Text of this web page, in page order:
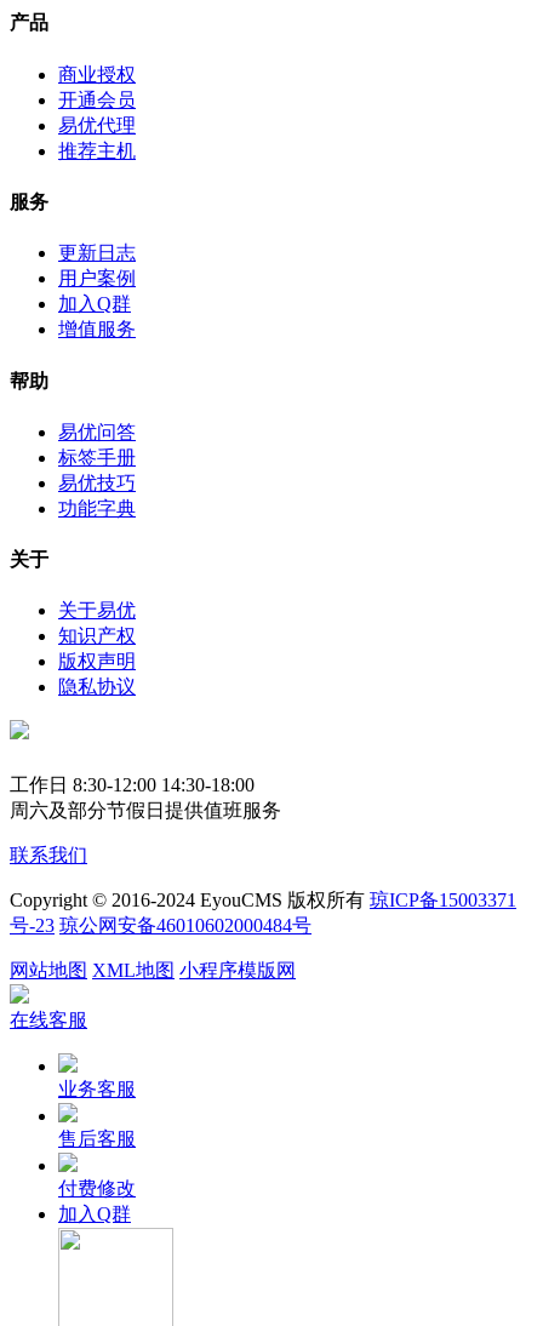
产品
商业授权
开通会员
易优代理
推荐主机
服务
更新日志
用户案例
加入Q群
增值服务
帮助
易优问答
标签手册
易优技巧
功能字典
关于
关于易优
知识产权
版权声明
隐私协议
工作日 8:30-12:00 14:30-18:00
周六及部分节假日提供值班服务
联系我们
Copyright © 2016-2024 EyouCMS 版权所有 琼ICP备15003371
号-23 琼公网安备46010602000484号
网站地图 XML地图 小程序模版网
在线客服
业务客服
售后客服
付费修改
加入Q群